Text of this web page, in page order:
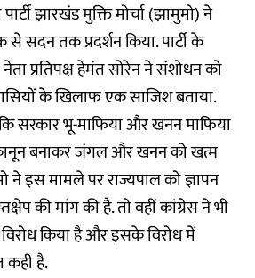
झारखंड मुक्ति मोर्चा (झामुमो) ने
तक प्रदर्शन किया. पार्टी के
प्रतिपक्ष हेमंत सोरेन ने संशोधन को
के खिलाफ एक साजिश बताया.
सरकार भू-माफिया और खनन माफिया
बनाकर जंगल और खनन को खत्म
ने इस मामले पर राज्यपाल को ज्ञापन
की मांग की है. तो वहीं कांग्रेस ने भी
किया है और इसके विरोध में
है.